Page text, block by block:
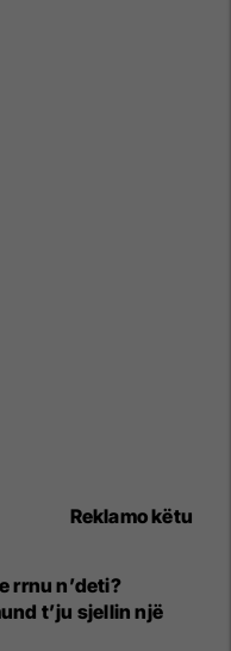
Reklamo këtu
rrnu n’deti?
t’ju sjellin një